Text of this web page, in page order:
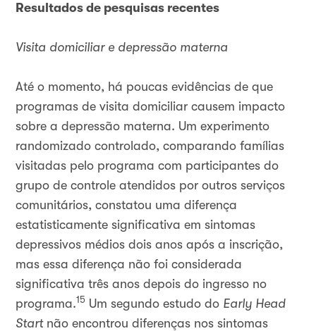
Resultados de pesquisas recentes
Visita domiciliar e depressão materna
Até o momento, há poucas evidências de que
programas de visita domiciliar causem impacto
sobre a depressão materna. Um experimento
randomizado controlado, comparando famílias
visitadas pelo programa com participantes do
grupo de controle atendidos por outros serviços
comunitários, constatou uma diferença
estatisticamente significativa em sintomas
depressivos médios dois anos após a inscrição,
mas essa diferença não foi considerada
significativa três anos depois do ingresso no
programa.15 Um segundo estudo do Early Head
Startnão encontrou diferenças nos sintomas